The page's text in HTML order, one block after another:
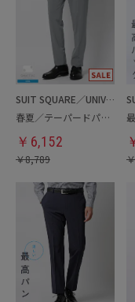
SUIT SQUARE／UNIVERSAL LANGUAGE
春夏／テーパードパンツ
￥ 6,152
￥8,789 ￥